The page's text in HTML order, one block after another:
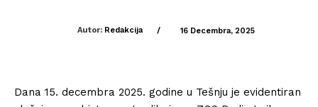
Autor: Redakcija / 16 Decembra, 2025
Dana 15. decembra 2025. godine u Tešnju je evidentiran